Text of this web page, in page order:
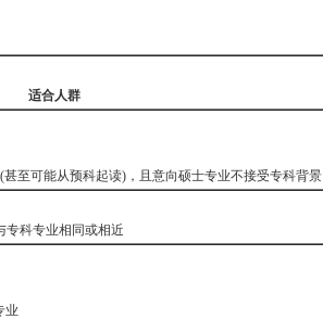
适合人群
至可能从预科起读)，且意向硕士专业不接受专科背景
专科专业相同或相近
业